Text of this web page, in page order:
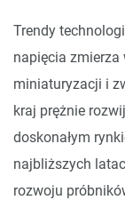
Trendy
napięcia zmierza
miniaturyzacji i
kraj prężnie
doskonałym
najbliższych
rozwoju